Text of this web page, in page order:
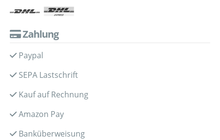
Zahlung
Paypal
SEPA Lastschrift
Kauf auf Rechnung
Amazon Pay
Banküberweisung